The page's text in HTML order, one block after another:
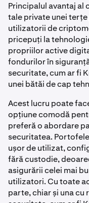
Principalul avantaj al
tale private unei
utilizatorii de
pricepuți la
propriilor active
fondurilor în
securitate, cum ar fi
unei bătăi de cap
Acest lucru poate
opțiune comodă
preferă o abordare
securitatea.
ușor de utilizat,
fără custodie,
asigurării celei mai
utilizatori. Cu toate
parte, chiar și una